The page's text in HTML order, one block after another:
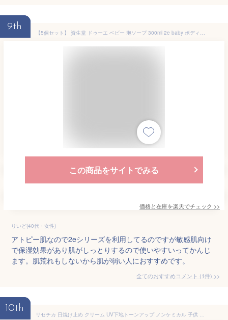
9th
【5個セット】 資生堂 ドゥーエ ベビー 泡ソープ 300ml 2e baby ボディソープ 新生児 赤ちゃん 無添加 低刺激 敏感肌 無香料 無着色 弱酸性
この商品をサイトでみる
価格と在庫を楽天でチェック >>
りいど(40代・女性)
アトピー肌なので2eシリーズを利用してるのですが敏感肌向け
で保湿効果があり肌がしっとりするので使いやすいってかんじ
ます。肌荒れもしないから肌が弱い人におすすめです。
全てのおすすめコメント (1件) >
10th
リセチカ 日焼け止め クリーム UV下地トーンアップ ノンケミカル 子供 CICA 植物由来 保湿 乾燥 マスク荒れ ゆらぎ肌 敏感肌 花粉 毛穴